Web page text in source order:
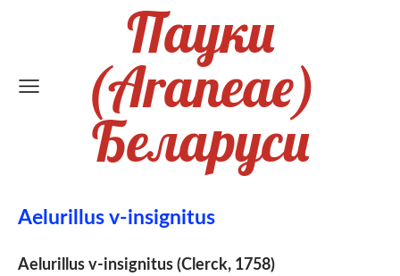
Пауки
(Araneae)
Беларуси
Aelurillus v-insignitus
Aelurillus v-insignitus (Clerck, 1758)